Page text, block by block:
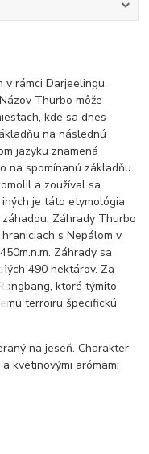
v rámci Darjeelingu,
Thurbo môže
kde sa dnes
na následnú
jazyku znamená
na spomínanú základňu
a zoužíval sa
je táto etymológia
Záhrady Thurbo
s Nepálom v
Záhrady sa
490 hektárov. Za
ktoré týmito
terroiru špecifickú
na jeseň. Charakter
kvetinovými arómami